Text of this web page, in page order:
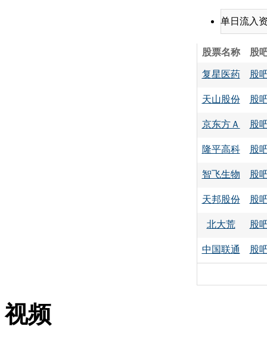
单日流入
股票名称 股
复星医药 股
天山股份 股
京东方Ａ 股
隆平高科 股
智飞生物 股
天邦股份 股
北大荒 股
中国联通 股
视频